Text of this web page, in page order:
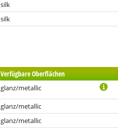
silk
silk
Verfügbare Oberflächen
glanz/metallic
glanz/metallic
glanz/metallic